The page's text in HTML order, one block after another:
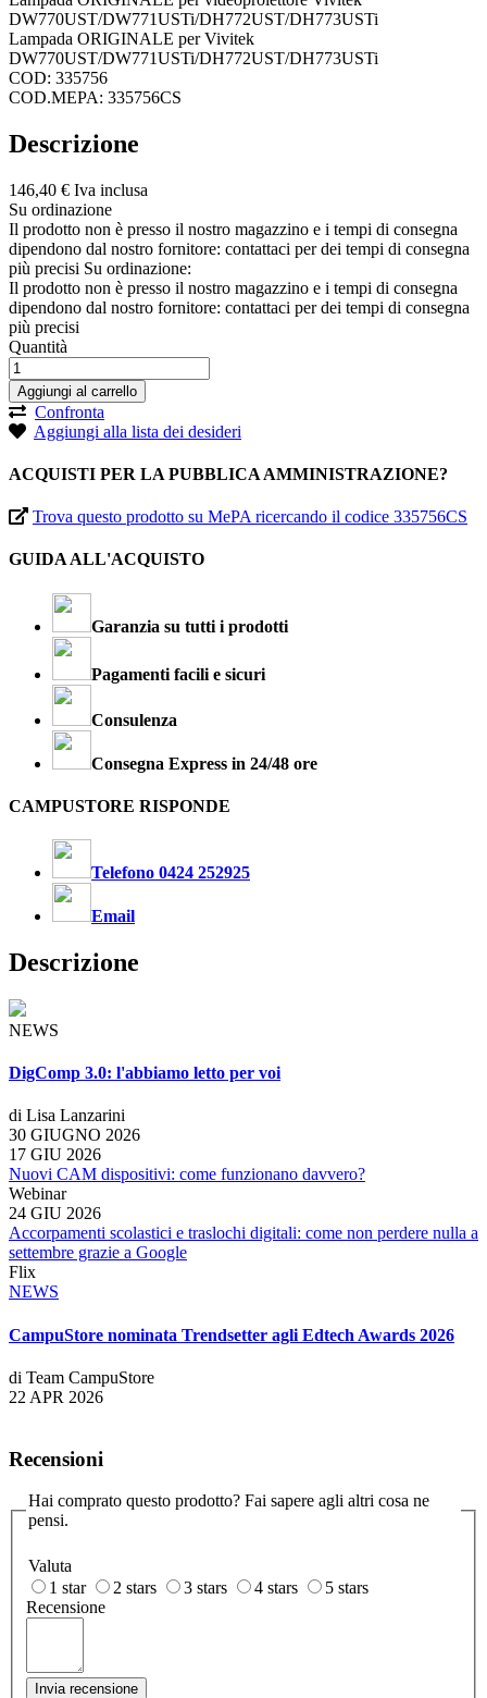
DW770UST/DW771USTi/DH772UST/DH773USTi
Lampada ORIGINALE per Vivitek
DW770UST/DW771USTi/DH772UST/DH773USTi
COD: 335756
COD.MEPA: 335756CS
Descrizione
146,40 € Iva inclusa
Su ordinazione
Il prodotto non è presso il nostro magazzino e i tempi di consegna
dipendono dal nostro fornitore: contattaci per dei tempi di consegna
più precisi Su ordinazione:
Il prodotto non è presso il nostro magazzino e i tempi di consegna
dipendono dal nostro fornitore: contattaci per dei tempi di consegna
più precisi
Quantità
Aggiungi al carrello
Confronta
Aggiungi alla lista dei desideri
ACQUISTI PER LA PUBBLICA AMMINISTRAZIONE?
Trova questo prodotto su MePA ricercando il codice 335756CS
GUIDA ALL'ACQUISTO
Garanzia su tutti i prodotti
Pagamenti facili e sicuri
Consulenza
Consegna Express in 24/48 ore
CAMPUSTORE RISPONDE
Telefono 0424 252925
Email
Descrizione
NEWS
DigComp 3.0: l'abbiamo letto per voi
di Lisa Lanzarini
30 GIUGNO 2026
17 GIU 2026
Nuovi CAM dispositivi: come funzionano davvero?
Webinar
24 GIU 2026
Accorpamenti scolastici e traslochi digitali: come non perdere nulla a
settembre grazie a Google
Flix
NEWS
CampuStore nominata Trendsetter agli Edtech Awards 2026
di Team CampuStore
22 APR 2026
Recensioni
Hai comprato questo prodotto? Fai sapere agli altri cosa ne
pensi.
Valuta
1 star
2 stars 3 stars 4 stars
5 stars
Recensione
Invia recensione